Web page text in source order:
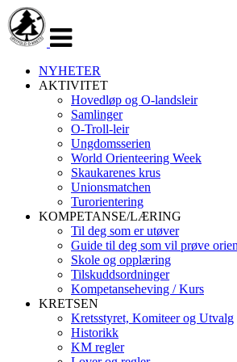
navigasjon
NYHETER
AKTIVITET
Hovedløp og O-landsleir
Samlinger
O-Troll-leir
Ungdomsserien
World Orienteering Week
Skaukarenes krus
Unionsmatchen
Turorientering
KOMPETANSE/LÆRING
Til deg som er utøver
Guide til deg som vil prøve
Skole og opplæring
Tilskuddsordninger
Kompetanseheving / Kurs
KRETSEN
Kretsstyret, Komiteer og Utvalg
Historikk
KM regler